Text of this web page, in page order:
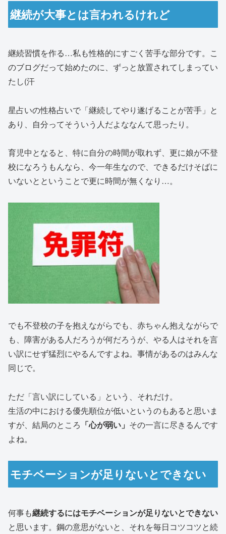
継続が大事とは言われるけれど
継続習慣を作る…私も性格的にすごく苦手な部分です。こ
のブログだって始めたのに、ずっと放置されてしまってい
たし(汗
星占いの性格占いで「継続してやり遂げることが苦手」と
あり、自分ってそういう人だよななんて思ったり。
育児中となると、特に自分の時間が取れず、更に娘が不登
校になろうもんなら、今一年生なので、できるだけそばに
いないとということで更に時間が無くなり…。
でも不登校の子を抱えながらでも、赤ちゃん抱えながらで
も、障害がある人だろうが何だろうが、やる人はそれを言
い訳にせず猛烈にやるんですよね。事情があるのはみんな
同じで。
ただ「言い訳にしている」という、それだけ。
生活の中における優先順位が低いというのもあると思いま
すが、結局のところ 「心が弱い」 その一言に尽きるんです
よね。
モチベーションが足りないとできない
何事も継続するにはモチベーションが足りないとできない
と思います。鋼の意思がないと、それを毎日コツコツと続